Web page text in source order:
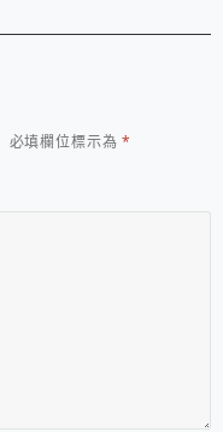
必填欄位標示為*